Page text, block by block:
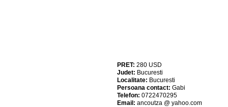
PRET: 280 USD
Judet: Bucuresti
Localitate: Bucuresti
Persoana contact: Gabi
Telefon: 0722470295
Email: ancoutza @ yahoo.com